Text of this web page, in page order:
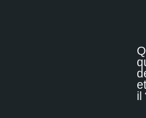
il